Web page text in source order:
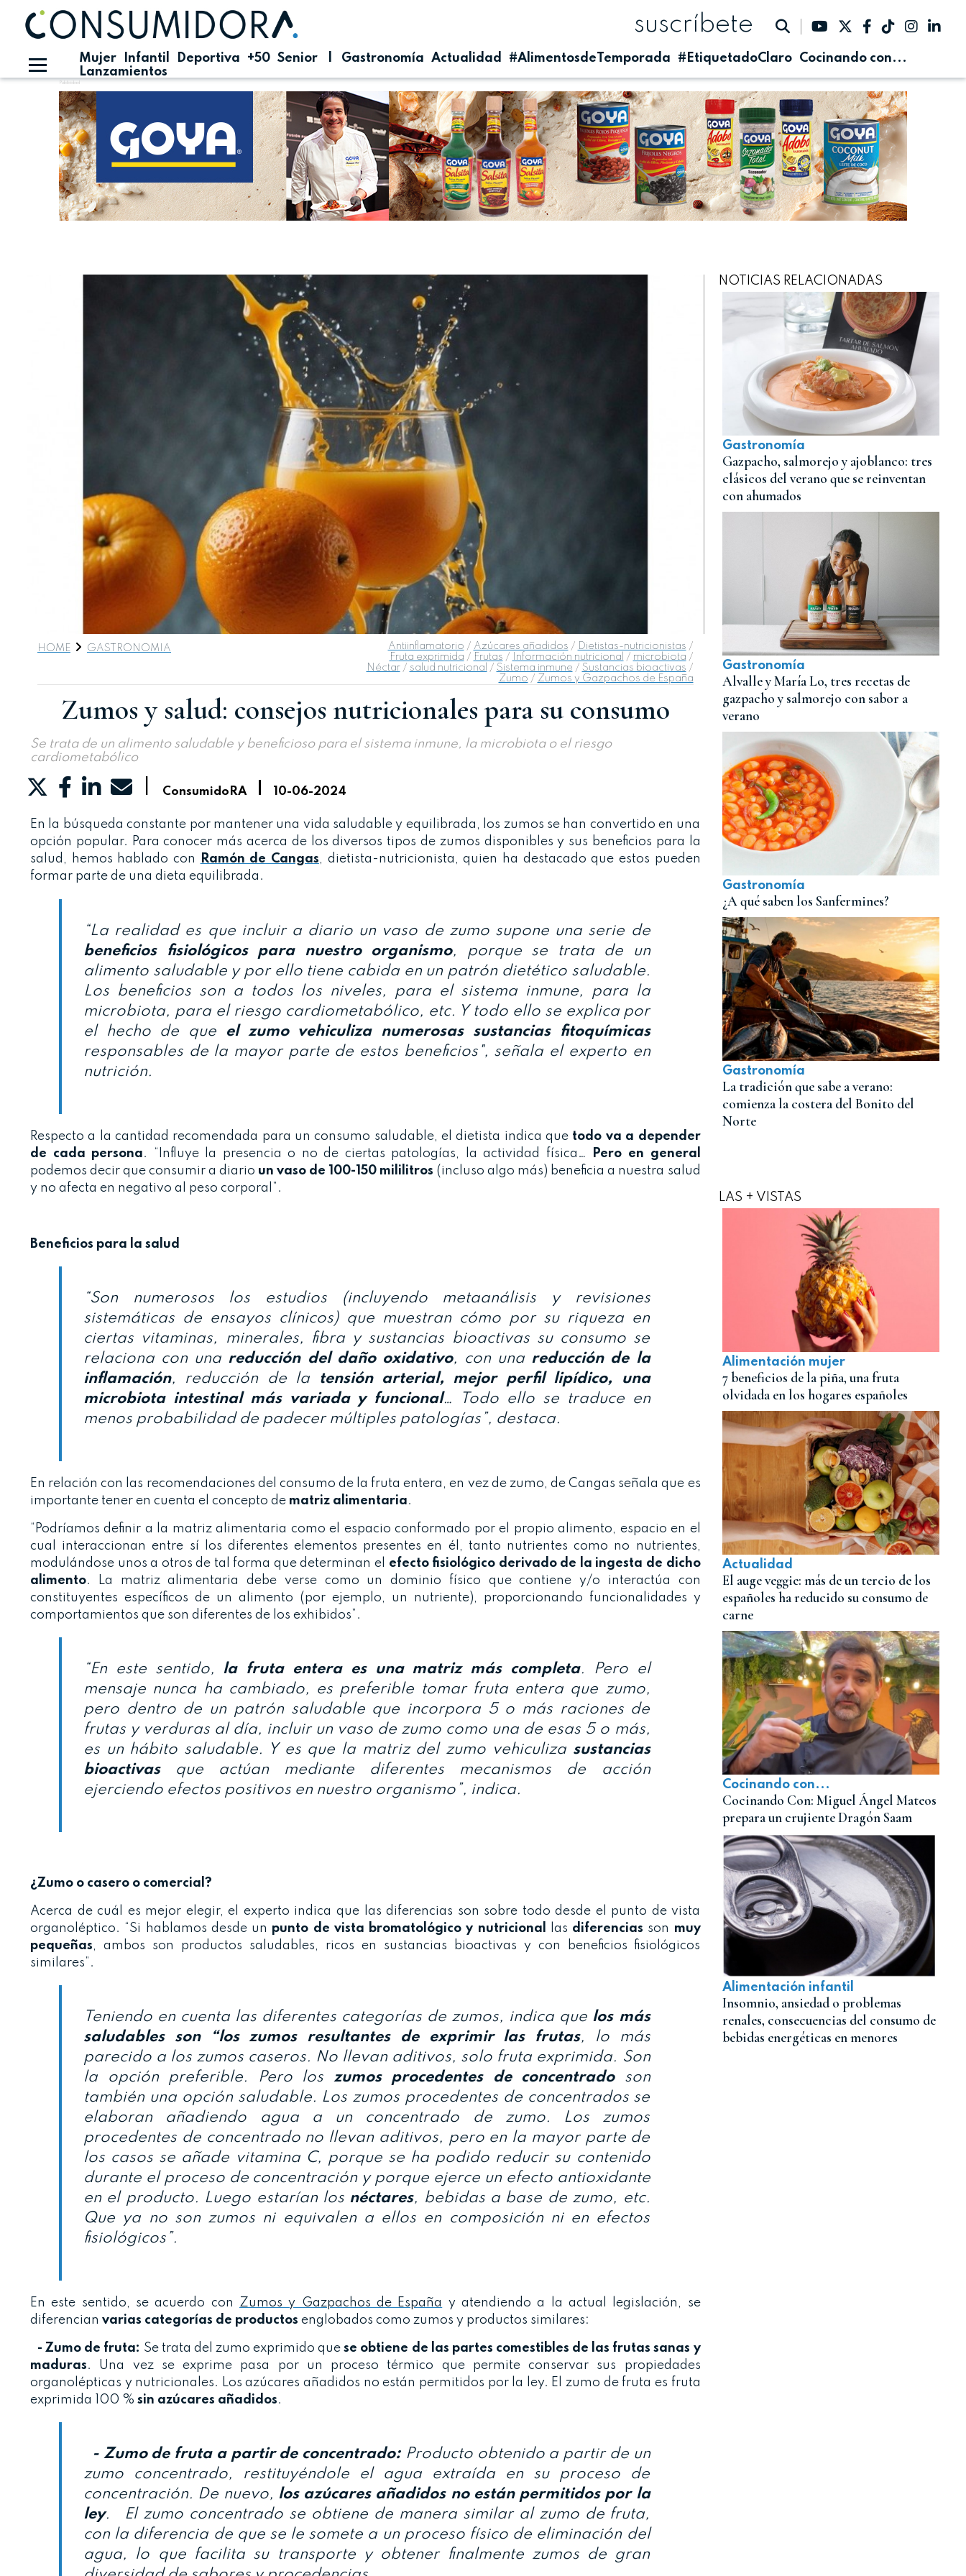
Mujer Infantil Deportiva +50 Senior | Gastronomía Actualidad #AlimentosdeTemporada #EtiquetadoClaro
Cocinando con...
Lanzamientos
suscríbete
Publicidad
HOME GASTRONOMIA Antiinflamatorio / Azúcares añadidos / Dietistas-nutricionistas /
Fruta exprimida / Frutas / Información nutricional / microbiota /
Néctar/ salud nutricional / Sistema inmune / Sustancias bioactivas /
Zumo / Zumos y Gazpachos de España
Zumos y salud: consejos nutricionales para su consumo
Se trata de un alimento saludable y beneficioso para el sistema inmune, la microbiota o el riesgo
cardiometabólico
| ConsumidoRA | 10-06-2024
En la búsqueda constante por mantener una vida saludable y equilibrada, los zumos se han convertido en una
opción popular. Para conocer más acerca de los diversos tipos de zumos disponibles y sus beneficios para la
salud, hemos hablado con
Ramón de Cangas, dietista-nutricionista, quien ha destacado que estos pueden
formar parte de una dieta equilibrada.
“La realidad es que incluir a diario un vaso de zumo supone una serie de
beneficios fisiológicos para nuestro organismo, porque se trata de un
alimento saludable y por ello tiene cabida en un patrón dietético saludable.
Los beneficios son a todos los niveles, para el sistema inmune, para la
microbiota, para el riesgo cardiometabólico, etc. Y todo ello se explica por
el hecho de que el zumo vehiculiza numerosas sustancias fitoquímicas
responsables de la mayor parte de estos beneficios", señala el experto en
nutrición.
Respecto a la cantidad recomendada para un consumo saludable, el dietista indica que todo va a depender
de cada persona. “Influye la presencia o no de ciertas patologías, la actividad física…
Pero en general
podemos decir que consumir a diario un vaso de 100-150 mililitros (incluso algo más) beneficia a nuestra salud
y no afecta en negativo al peso corporal”.
Beneficios para la salud
“Son numerosos los estudios (incluyendo metaanálisis y revisiones
sistemáticas de ensayos clínicos) que muestran cómo por su riqueza en
ciertas vitaminas, minerales, fibra y sustancias bioactivas su consumo se
relaciona con una reducción del daño oxidativo, con una reducción de la
inflamación, reducción de la
tensión arterial, mejor perfil lipídico, una
microbiota intestinal más variada y funcional… Todo ello se traduce en
menos probabilidad de padecer múltiples patologías”, destaca.
En relación con las recomendaciones del consumo de la fruta entera, en vez de zumo, de Cangas señala que es
importante tener en cuenta el concepto de matriz alimentaria.
“Podríamos definir a la matriz alimentaria como el espacio conformado por el propio alimento, espacio en el
cual interaccionan entre sí los diferentes elementos presentes en él, tanto nutrientes como no nutrientes,
modulándose unos a otros de tal forma que determinan el efecto fisiológico derivado de la ingesta de dicho
alimento. La matriz alimentaria debe verse como un dominio físico que contiene y/o interactúa con
constituyentes específicos de un alimento (por ejemplo, un nutriente), proporcionando funcionalidades y
comportamientos que son diferentes de los exhibidos”.
“En este sentido, la fruta entera es una matriz más completa. Pero el
mensaje nunca ha cambiado, es preferible tomar fruta entera que zumo,
pero dentro de un patrón saludable que incorpora 5 o más raciones de
frutas y verduras al día, incluir un vaso de zumo como una de esas 5 o más,
es un hábito saludable. Y es que la matriz del zumo vehiculiza sustancias
bioactivasque actúan mediante diferentes mecanismos de acción
ejerciendo efectos positivos en nuestro organismo”, indica.
¿Zumo o casero o comercial?
Acerca de cuál es mejor elegir, el experto indica que las diferencias son sobre todo desde el punto de vista
organoléptico. “Si hablamos desde un punto de vista bromatológico y nutricional las diferencias son muy
pequeñas , ambos son productos saludables, ricos en sustancias bioactivas y con beneficios fisiológicos
similares”.
Teniendo en cuenta las diferentes categorías de zumos, indica que los más
saludables son “los zumos resultantes de exprimir las frutas, lo más
parecido a los zumos caseros. No llevan aditivos, solo fruta exprimida. Son
la opción preferible. Pero los zumos procedentes de concentradoson
también una opción saludable. Los zumos procedentes de concentrados se
elaboran añadiendo agua a un concentrado de zumo. Los zumos
procedentes de concentrado no llevan aditivos, pero en la mayor parte de
los casos se añade vitamina C, porque se ha podido reducir su contenido
durante el proceso de concentración y porque ejerce un efecto antioxidante
en el producto. Luego estarían los néctares, bebidas a base de zumo, etc.
Que ya no son zumos ni equivalen a ellos en composición ni en efectos
fisiológicos”.
En este sentido, se acuerdo con Zumos y Gazpachos de España
y atendiendo a la actual legislación, se
diferencian varias categorías de productos englobados como zumos y productos similares:
- Zumo de fruta: Se trata del zumo exprimido quese obtiene de las partes comestibles de las frutas sanas y
maduras. Una vez se exprime pasa por un proceso térmico que permite conservar sus propiedades
organolépticas y nutricionales. Los azúcares añadidos no están permitidos por la ley. El zumo de fruta es fruta
exprimida 100 % sin azúcares añadidos.
- Zumo de fruta a partir de concentrado: Producto obtenido a partir de un
zumo concentrado, restituyéndole el agua extraída en su proceso de
concentración. De nuevo, los azúcares añadidos no están permitidos por la
ley. El zumo concentrado se obtiene de manera similar al zumo de fruta,
con la diferencia de que se le somete a un proceso físico de eliminación del
agua, lo que facilita su transporte y obtener finalmente zumos de gran
NOTICIAS RELACIONADAS
Gastronomía
Gazpacho, salmorejo y ajoblanco: tres
clásicos del verano que se reinventan
con ahumados
Gastronomía
Alvalle y María Lo, tres recetas de
gazpacho y salmorejo con sabor a
verano
Gastronomía
¿A qué saben los Sanfermines?
Gastronomía
La tradición que sabe a verano:
comienza la costera del Bonito del
Norte
LAS + VISTAS
Alimentación mujer
7 beneficios de la piña, una fruta
olvidada en los hogares españoles
Actualidad
El auge veggie: más de un tercio de los
españoles ha reducido su consumo de
carne
Cocinando con...
Cocinando Con: Miguel Ángel Mateos
prepara un crujiente Dragón Saam
Alimentación infantil
Insomnio, ansiedad o problemas
renales, consecuencias del consumo de
bebidas energéticas en menores